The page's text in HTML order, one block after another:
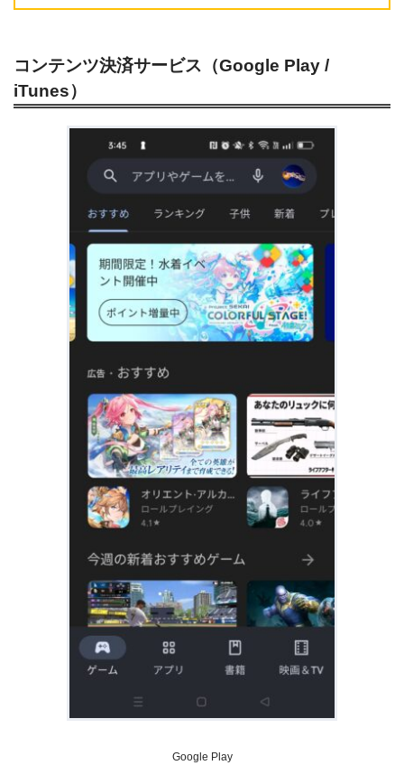
コンテンツ決済サービス（Google Play /
iTunes）
Google Play